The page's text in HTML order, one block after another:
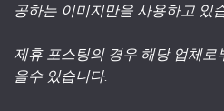
공하는 이미지만을 사용하고 있
제휴 포스팅의 경우 해당 업체로
을수 있습니다.